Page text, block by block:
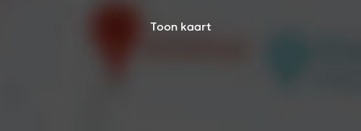
Toon kaart